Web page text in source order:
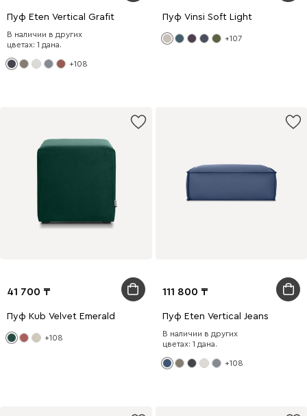
Пуф Eten Vertical Grafit
В наличии в других
цветах: 1 дана.
+108
Пуф Vinsi Soft Light
+107
41 700
Пуф Kub Velvet Emerald
+108
111 800
Пуф Eten Vertical Jeans
В наличии в других
цветах: 1 дана.
+108